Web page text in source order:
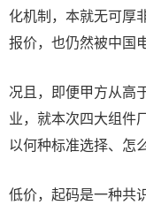
化机制，本就无可厚
报价，也仍然被中国
况且，即便甲方从
业，就本次四大组件
以何种标准选择、怎
低价，起码是一种共